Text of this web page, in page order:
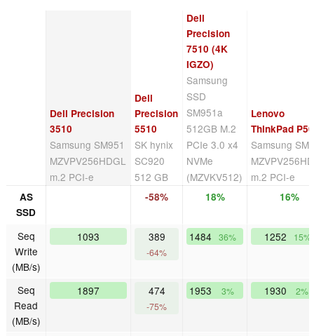
Dell Precision
3510
Samsung SM951
MZVPV256HDGL
m.2 PCI-e
Dell
Precision
5510
SK hynix
SC920
512 GB
Dell
Precision
7510 (4K
IGZO)
Samsung
SSD
SM951a
512GB M.2
PCIe 3.0 x4
NVMe
(MZVKV512)
Lenovo
ThinkPad P50
Samsung
m.2 PCI-e
AS
SSD
-58% 18% 16%
Seq
Write
(MB/s)
1093 389
-64%
1484 36% 1252 15%
Seq
Read
(MB/s)
1897 474
-75%
1953 3% 1930 2%